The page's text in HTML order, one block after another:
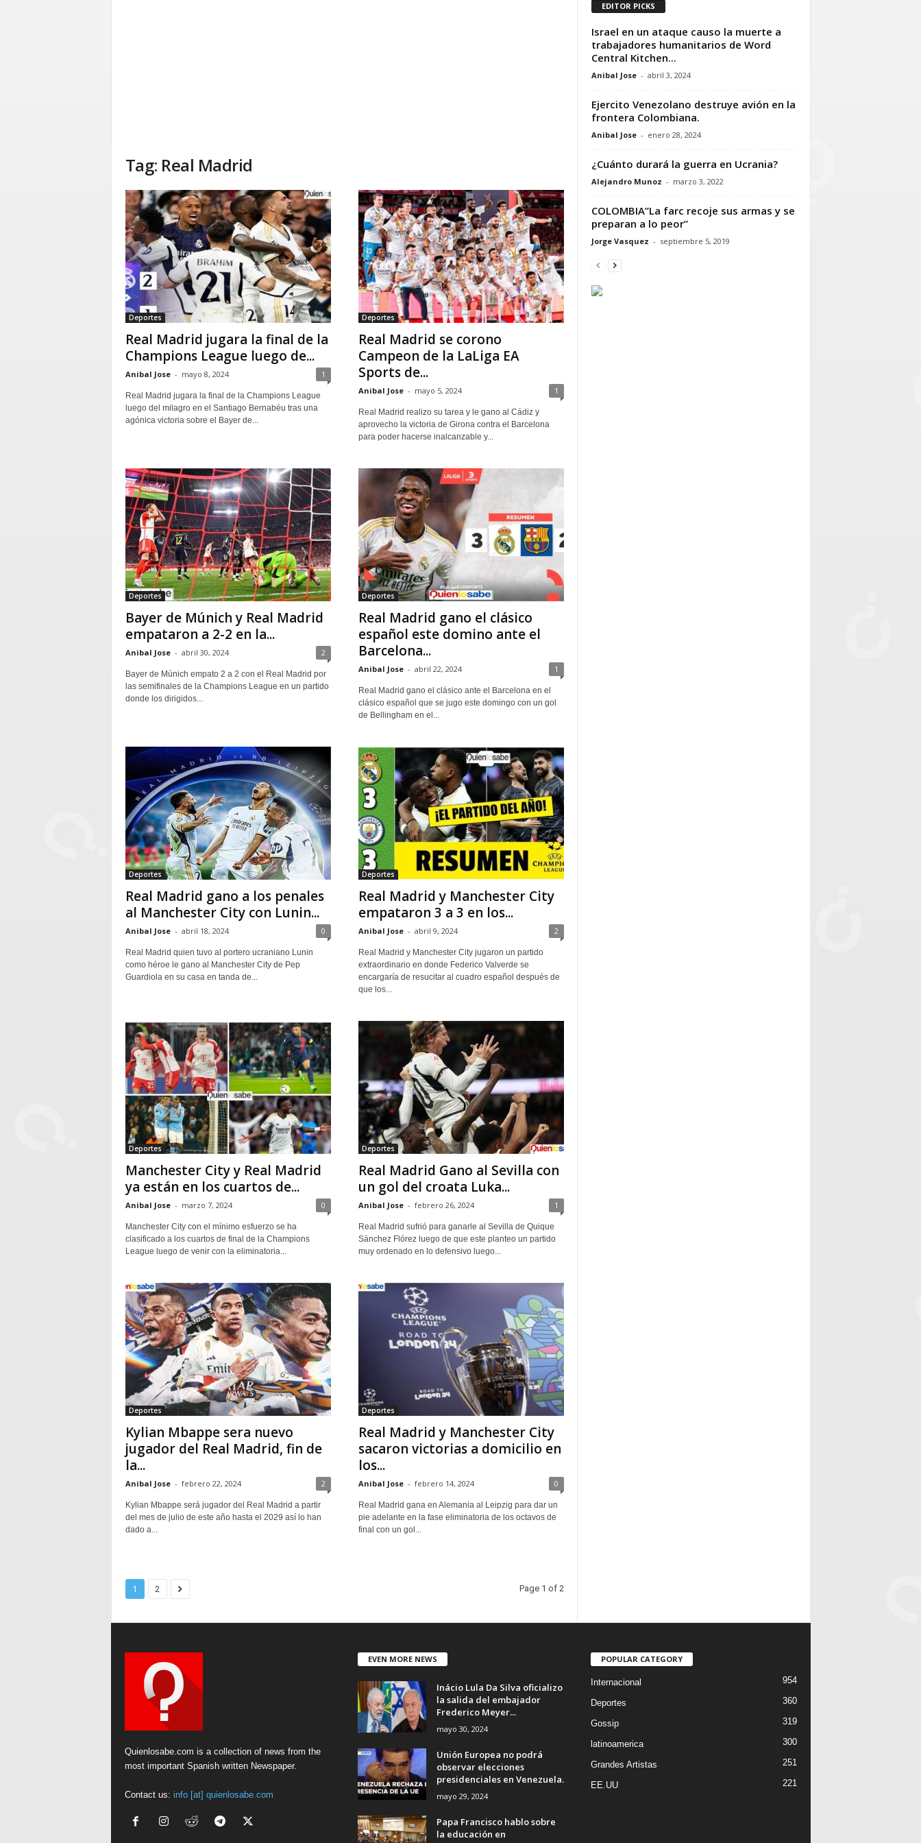
Tag: Real Madrid
Deportes
Real Madrid jugara la final de la
Champions League luego de...
Anibal Jose - mayo 8, 2024 1
Real Madrid jugara la final de la Champions League
luego del milagro en el Santiago Bernabéu tras una
agónica victoria sobre el Bayer de...
Deportes
Real Madrid se corono
Campeon de la LaLiga EA
Sports de...
Anibal Jose - mayo 5, 2024 1
Real Madrid realizo su tarea y le gano al Cádiz y
aprovecho la victoria de Girona contra el Barcelona
para poder hacerse inalcanzable y...
Deportes
Bayer de Múnich y Real Madrid
empataron a 2-2 en la...
Anibal Jose - abril 30, 2024 2
Bayer de Múnich empato 2 a 2 con el Real Madrid por
las semifinales de la Champions League en un partido
donde los dirigidos...
Deportes
Real Madrid gano el clásico
español este domino ante el
Barcelona...
Anibal Jose - abril 22, 2024 1
Real Madrid gano el clásico ante el Barcelona en el
clásico español que se jugo este domingo con un gol
de Bellingham en el...
Deportes
Real Madrid gano a los penales
al Manchester City con Lunin...
Anibal Jose - abril 18, 2024 0
Real Madrid quien tuvo al portero ucraniano Lunin
como héroe le gano al Manchester City de Pep
Guardiola en su casa en tanda de...
Deportes
Real Madrid y Manchester City
empataron 3 a 3 en los...
Anibal Jose - abril 9, 2024 2
Real Madrid y Manchester City jugaron un partido
extraordinario en donde Federico Valverde se
encargaría de resucitar al cuadro español después de
que los...
Deportes
Manchester City y Real Madrid
ya están en los cuartos de...
Anibal Jose - marzo 7, 2024 0
Manchester City con el mínimo esfuerzo se ha
clasificado a los cuartos de final de la Champions
League luego de venir con la eliminatoria...
Deportes
Real Madrid Gano al Sevilla con
un gol del croata Luka...
Anibal Jose - febrero 26, 2024 1
Real Madrid sufrió para ganarle al Sevilla de Quique
Sánchez Flórez luego de que este planteo un partido
muy ordenado en lo defensivo luego...
Deportes
Kylian Mbappe sera nuevo
jugador del Real Madrid, fin de
la...
Anibal Jose - febrero 22, 2024 2
Kylian Mbappe será jugador del Real Madrid a partir
del mes de julio de este año hasta el 2029 así lo han
dado a...
Deportes
Real Madrid y Manchester City
sacaron victorias a domicilio en
los...
Anibal Jose - febrero 14, 2024 0
Real Madrid gana en Alemania al Leipzig para dar un
pie adelante en la fase eliminatoria de los octavos de
final con un gol...
1 2 Page 1 of 2
EDITOR PICKS
Israel en un ataque causo la muerte a
trabajadores humanitarios de Word
Central Kitchen...
Anibal Jose - abril 3, 2024
Ejercito Venezolano destruye avión en la
frontera Colombiana.
Anibal Jose - enero 28, 2024
¿Cuánto durará la guerra en Ucrania?
Alejandro Munoz - marzo 3, 2022
COLOMBIA”La farc recoje sus armas y se
preparan a lo peor”
Jorge Vasquez - septiembre 5, 2019
Quienlosabe.com is a collection of news from the
most important Spanish written Newspaper.
Contact us: info [at] quienlosabe.com
EVEN MORE NEWS
Inácio Lula Da Silva oficializo
la salida del embajador
Frederico Meyer...
mayo 30, 2024
Unión Europea no podrá
observar elecciones
presidenciales en Venezuela.
mayo 29, 2024
Papa Francisco hablo sobre
la educación en
POPULAR CATEGORY
Internacional 954
Deportes 360
Gossip 319
latinoamerica 300
Grandes Artistas 251
EE.UU 221